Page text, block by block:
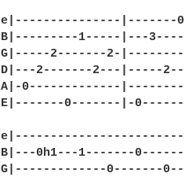
e|---------------|-------
B|---------1-----|---
G|-----2-------2-
D|---2-------2---|-----
A|-0-------------
E|-------0-------|-
B|---0h1---1-------
G|-------------0-------